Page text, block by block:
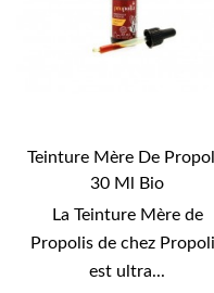
Teinture Mère De
30 Ml Bio
La Teinture Mère de
Propolis de chez
est ultra...